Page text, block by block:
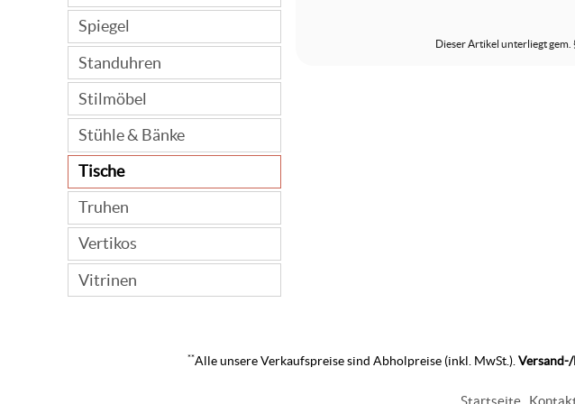
Spiegel
Standuhren
Stilmöbel
Stühle & Bänke
Tische
Truhen
Vertikos
Vitrinen
Dieser Artikel unterliegt
**Alle unsere Verkaufspreise sind Abholpreise (inkl. MwSt.).
Startseite